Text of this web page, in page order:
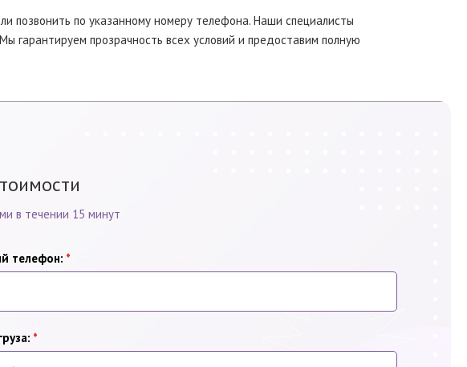
позвонить по указанному номеру телефона. Наши специалисты
прозрачность всех условий и предоставим полную
в течении 15 минут
телефон: *
*